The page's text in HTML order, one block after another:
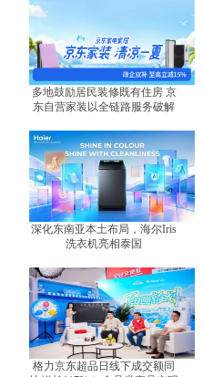
多地鼓励居民装修既有住房 京
东自营家装以全链路服务破解
深化东南亚本土布局，海尔Iris
洗衣机亮相泰国
格力京东超品日线下成交额同